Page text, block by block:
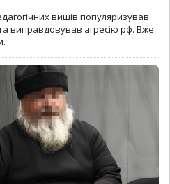
вишів популяризував
виправдовував агресію рф. Вже